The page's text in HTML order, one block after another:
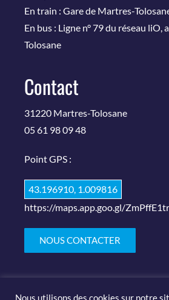
En train : Gare de Martres-
En bus : Ligne n° 79 du réseau
Tolosane
Contact
31220 Martres-Tolosane
05 61 98 09 48
Point GPS :
43.196910, 1.009816
https://maps.app.goo.gl/
NOUS CONTACTER
Nous utilisons des cookies sur notre